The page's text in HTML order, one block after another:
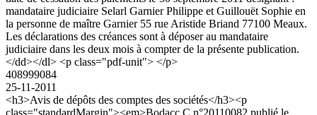
mandataire judiciaire Selarl Garnier Philippe et Guillouët Sophie en
la personne de maître Garnier 55 rue Aristide Briand 77100 Meaux.
Les déclarations des créances sont à déposer au mandataire
judiciaire dans les deux mois à compter de la présente publication.
</dd></dl> <p class="pdf-unit"> </p>
408999084
25-11-2011
<h3>Avis de dépôts des comptes des sociétés</h3><p
class="standardMargin"><em>Bodacc C n°20110082 publié le